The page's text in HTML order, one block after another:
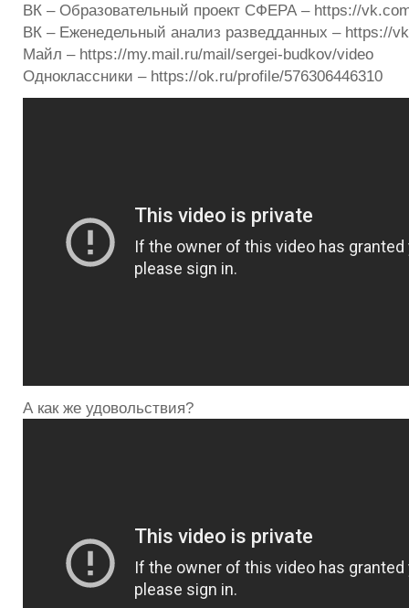
ВК – Образовательный проект СФЕРА – https://
ВК – Еженедельный анализ разведданных – https://
Майл – https://my.mail.ru/mail/sergei-budkov/video
Одноклассники – https://ok.ru/profile/576306446310
А как же удовольствия?